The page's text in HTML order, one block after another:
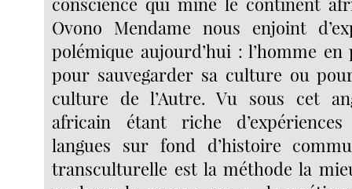
Ovono Mendame nous enjoint
polémique aujourd’hui : l’homme
pour sauvegarder sa culture ou
culture de l’Autre. Vu sous cet
africain étant riche
langues sur fond d’histoire
transculturelle est la méthode la